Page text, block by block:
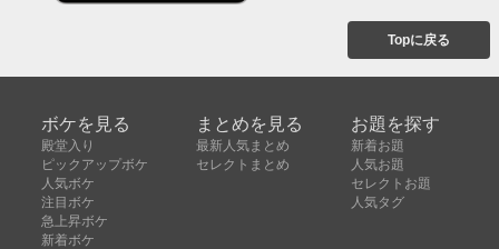
Topに戻る
ボケを見る
殿堂入り
ピックアップボケ
人気ボケ
注目ボケ
急上昇ボケ
新着ボケ
まとめを見る
最新人気まとめ
セレクトまとめ
お題を探す
新着お題
人気お題
セレクトお題
人気タグ